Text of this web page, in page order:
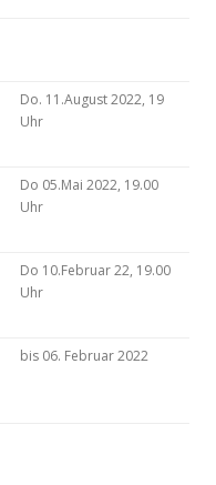
Do. 11.August 2022, 19
Uhr
Do 05.Mai 2022, 19.00
Uhr
Do 10.Februar 22, 19.00
Uhr
bis 06. Februar 2022